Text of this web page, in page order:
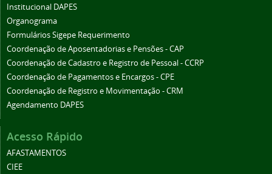
Institucional DAPES
Organograma
Formulários Sigepe Requerimento
Coordenação de Aposentadorias e Pensões - CAP
Coordenação de Cadastro e Registro de Pessoal - CCRP
Coordenação de Pagamentos e Encargos - CPE
Coordenação de Registro e Movimentação - CRM
Agendamento DAPES
Acesso Rápido
AFASTAMENTOS
CIEE